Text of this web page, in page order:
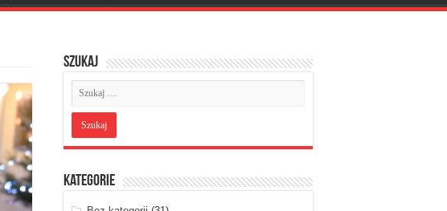
Szukaj
Kategorie